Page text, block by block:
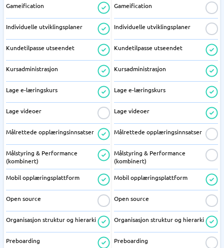
Gameification
Individuelle utviklingsplaner
Kundetilpasse utseendet
Kursadministrasjon
Lage e-læringskurs
Lage videoer
Målrettede opplæringsinnsatser
Målstyring & Performance
(kombinert)
Mobil opplæringsplattform
Open source
Organisasjon struktur og hierarki
Preboarding
Gameification
Individuelle utviklingsplaner
Kundetilpasse utseendet
Kursadministrasjon
Lage e-læringskurs
Lage videoer
Målrettede opplæringsinnsatser
Målstyring & Performance
(kombinert)
Mobil opplæringsplattform
Open source
Organisasjon struktur og hierarki
Preboarding